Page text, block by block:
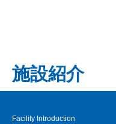
施設紹介
Facility Introduction